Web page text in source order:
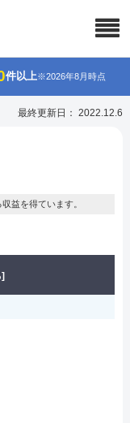
件以上※2026年8月時点
最終更新日： 2022.12.6
益を得ています。
]